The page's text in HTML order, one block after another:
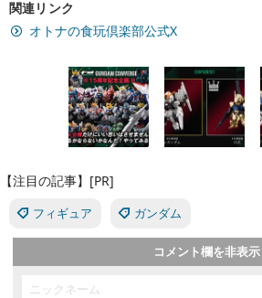
関連リンク
オトナの食玩倶楽部公式X
【注目の記事】[PR]
フィギュア ガンダム
コメント欄を非表示